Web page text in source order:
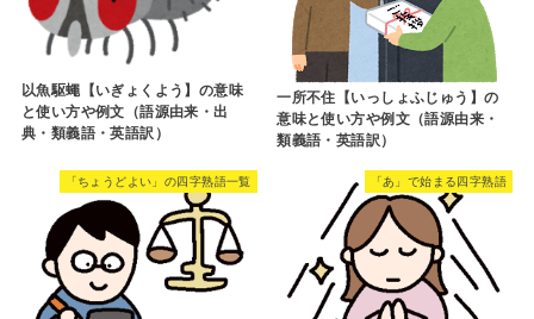
以魚駆蠅【いぎょくよう】の意味
と使い方や例文（語源由来・出
典・類義語・英語訳）
一所不住【いっしょふじゅう】の
意味と使い方や例文（語源由来・
類義語・英語訳）
「ちょうどよい」の四字熟語一覧 「あ」で始まる四字熟語